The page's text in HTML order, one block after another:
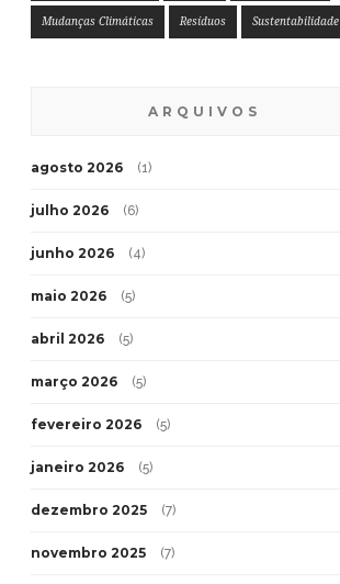
Mudanças Climáticas Resíduos Sustentabilidade
ARQUIVOS
agosto 2026 (1)
julho 2026 (6)
junho 2026 (4)
maio 2026 (5)
abril 2026 (5)
março 2026 (5)
fevereiro 2026 (5)
janeiro 2026 (5)
dezembro 2025 (7)
novembro 2025 (7)